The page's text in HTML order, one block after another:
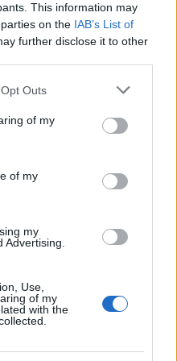
This information may
on the IAB’s List of
further disclose it to other
Outs
of my
of my
my
Advertising.
Use,
of my
with the
media σχολίασε
γράφετε για το
η ζωή της».